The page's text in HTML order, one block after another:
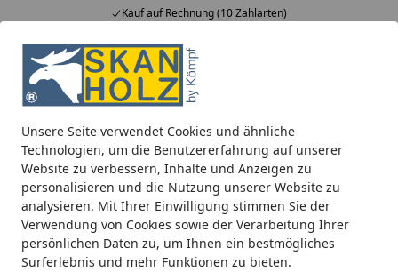
Unsere Seite verwendet Cookies und ähnliche
Technologien, um die Benutzererfahrung auf unserer
Website zu verbessern, Inhalte und Anzeigen zu
personalisieren und die Nutzung unserer Website zu
analysieren. Mit Ihrer Einwilligung stimmen Sie der
Verwendung von Cookies sowie der Verarbeitung Ihrer
persönlichen Daten zu, um Ihnen ein bestmögliches
Surferlebnis und mehr Funktionen zu bieten.
Kauf auf Rechnung (10 Zahlarten)
Alle Produkte
Mein Konto
Suchen
Startseite
Kunststoff Dachrinnenset für Weka Weekendhaus 155
Kunststoff Dachrinnenset für Weka
Weekendhaus 155